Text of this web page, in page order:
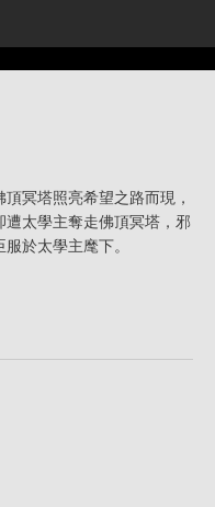
冥塔照亮希望之路而現，
遭太學主奪走佛頂冥塔，邪
於太學主麾下。